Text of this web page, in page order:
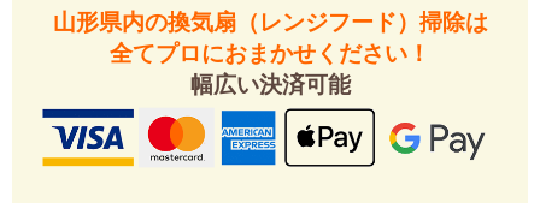
山形県内の換気扇（レンジフード）掃除は
全てプロにおまかせください！
幅広い決済可能